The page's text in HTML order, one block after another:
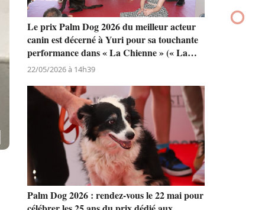
French Bandit conceptrice du collier de la
Palm Dog by Dogamí qui sera remis au
meilleur acteur canin lors du Festival de
Cannes
Le prix Palm Dog 2026 du meilleur acteur